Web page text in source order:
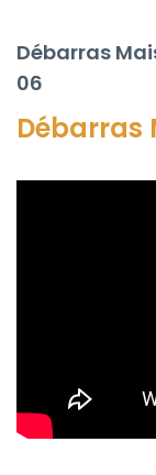
Débarras
06
Débarras